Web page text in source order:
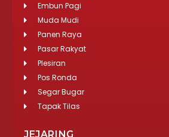
Embun Pagi
Muda Mudi
Panen Raya
Pasar Rakyat
Plesiran
Pos Ronda
Segar Bugar
Tapak Tilas
JEJARING